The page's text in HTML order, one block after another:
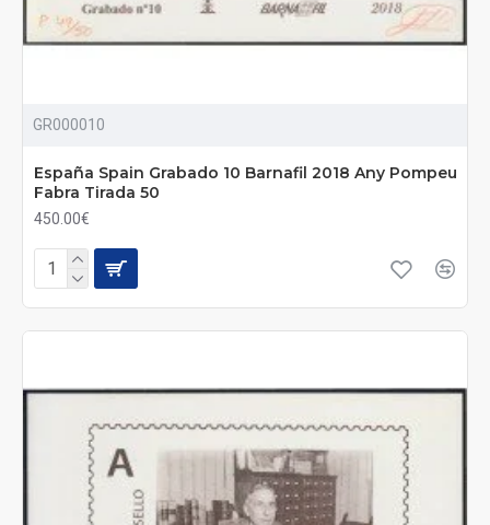
GR000010
España Spain Grabado 10 Barnafil 2018 Any Pompeu
Fabra Tirada 50
450.00€